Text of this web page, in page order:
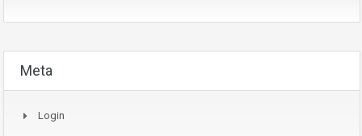
Meta
Login